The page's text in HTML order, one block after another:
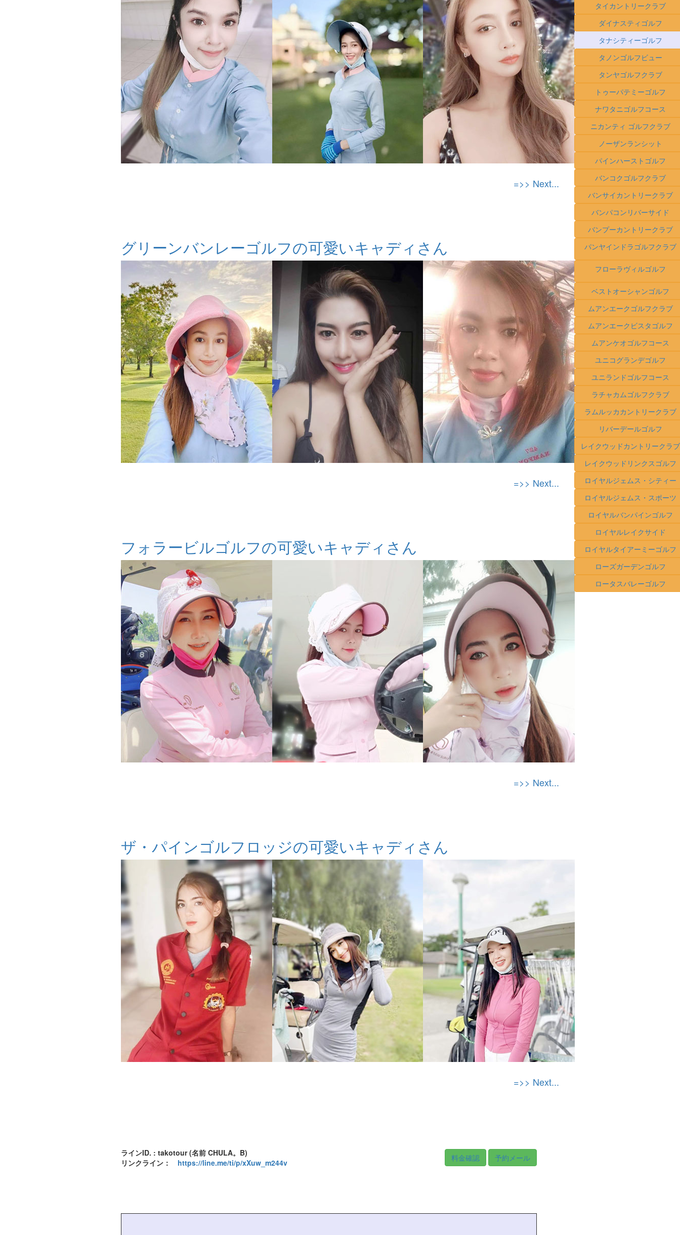
=>> Next...
グリーンバンレーゴルフの可愛いキャディさん
=>> Next...
フォラービルゴルフの可愛いキャディさん
=>> Next...
ザ・パインゴルフロッジの可愛いキャディさん
=>> Next...
ラインID. : takotour (名前 CHULA。B)
リンクライン： https://line.me/ti/p/xXuw_m244v 料金確認 予約メール
タイカントリークラブ
ダイナスティゴルフ
タナシティーゴルフ
タノンゴルフビュー
タンヤゴルフクラブ
トゥーパテミーゴルフ
ナワタニゴルフコース
ニカンティ ゴルフクラブ
ノーザンランシット
パインハーストゴルフ
バンコクゴルフクラブ
バンサイカントリークラブ
バンパコンリバーサイド
バンプーカントリークラブ
パンヤインドラゴルフクラブ
フローラヴィルゴルフ
ベストオーシャンゴルフ
ムアンエークゴルフクラブ
ムアンエークビスタゴルフ
ムアンケオゴルフコース
ユニコグランデゴルフ
ユニランドゴルフコース
ラチャカムゴルフクラブ
ラムルッカカントリークラブ
リバーデールゴルフ
レイクウッドカントリークラブ
レイクウッドリンクスゴルフ
ロイヤルジェムス・シティー
ロイヤルジェムス・スポーツ
ロイヤルバンパインゴルフ
ロイヤルレイクサイド
ロイヤルタイアーミーゴルフ
ローズガーデンゴルフ
ロータスバレーゴルフ